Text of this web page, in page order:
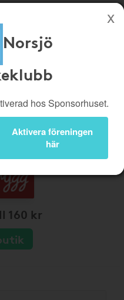
Norsjö Sportfiskeklubb
Biobiljetter
Logga in
Norsjö
hos Sponsorhuset.
Aktivera föreningen
här
160 kr